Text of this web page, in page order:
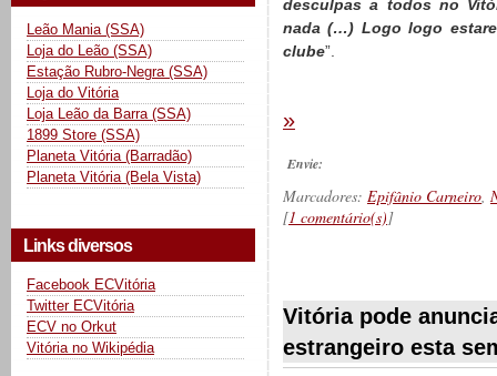
Leão Mania (SSA)
Loja do Leão (SSA)
Estação Rubro-Negra (SSA)
Loja do Vitória
Loja Leão da Barra (SSA)
1899 Store (SSA)
Planeta Vitória (Barradão)
Planeta Vitória (Bela Vista)
Links diversos
Facebook ECVitória
Twitter ECVitória
ECV no Orkut
Vitória no Wikipédia
desculpas a todos no
nada (…) Logo logo
clube”.
»
Envie:
Marcadores: Epifânio Carneiro,
[1 comentário(s)]
Vitória pode
estrangeiro esta